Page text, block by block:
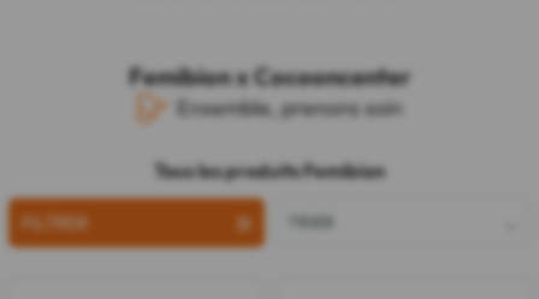
Femibion x Cocooncenter
Ensemble, prenons soin
Tous les produits Femibion
FILTRER